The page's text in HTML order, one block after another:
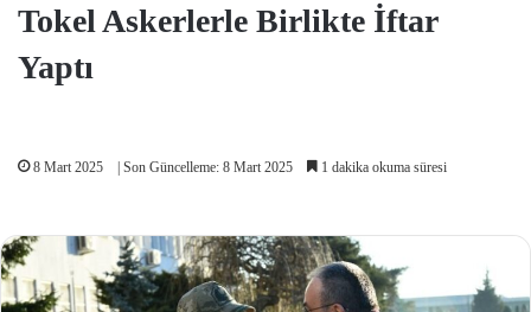
Tokel Askerlerle Birlikte İftar
Yaptı
8 Mart 2025 | Son Güncelleme: 8 Mart 2025 1 dakika okuma süresi